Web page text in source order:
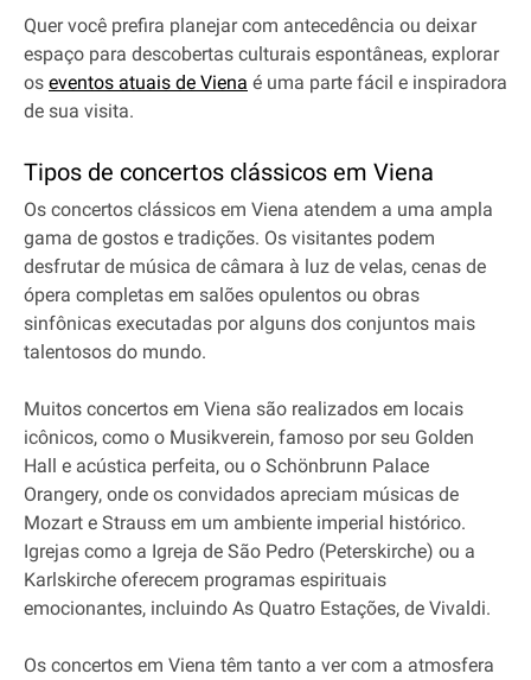
Quer você prefira planejar com antecedência ou deixar
espaço para descobertas culturais espontâneas, explorar
os eventos atuais de Viena é uma parte fácil e inspiradora
de sua visita.
Tipos de concertos clássicos em Viena
Os concertos clássicos em Viena atendem a uma ampla
gama de gostos e tradições. Os visitantes podem
desfrutar de música de câmara à luz de velas, cenas de
ópera completas em salões opulentos ou obras
sinfônicas executadas por alguns dos conjuntos mais
talentosos do mundo.
Muitos concertos em Viena são realizados em locais
icônicos, como o Musikverein, famoso por seu Golden
Hall e acústica perfeita, ou o Schönbrunn Palace
Orangery, onde os convidados apreciam músicas de
Mozart e Strauss em um ambiente imperial histórico.
Igrejas como a Igreja de São Pedro (Peterskirche) ou a
Karlskirche oferecem programas espirituais
emocionantes, incluindo As Quatro Estações, de Vivaldi.
Os concertos em Viena têm tanto a ver com a atmosfera